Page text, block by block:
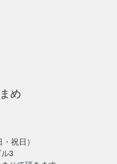
め
祝日）
3